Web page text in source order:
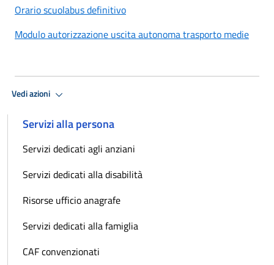
Orario scuolabus definitivo
Modulo autorizzazione uscita autonoma trasporto medie
Vedi azioni
Servizi alla persona
Servizi dedicati agli anziani
Servizi dedicati alla disabilità
Risorse ufficio anagrafe
Servizi dedicati alla famiglia
CAF convenzionati